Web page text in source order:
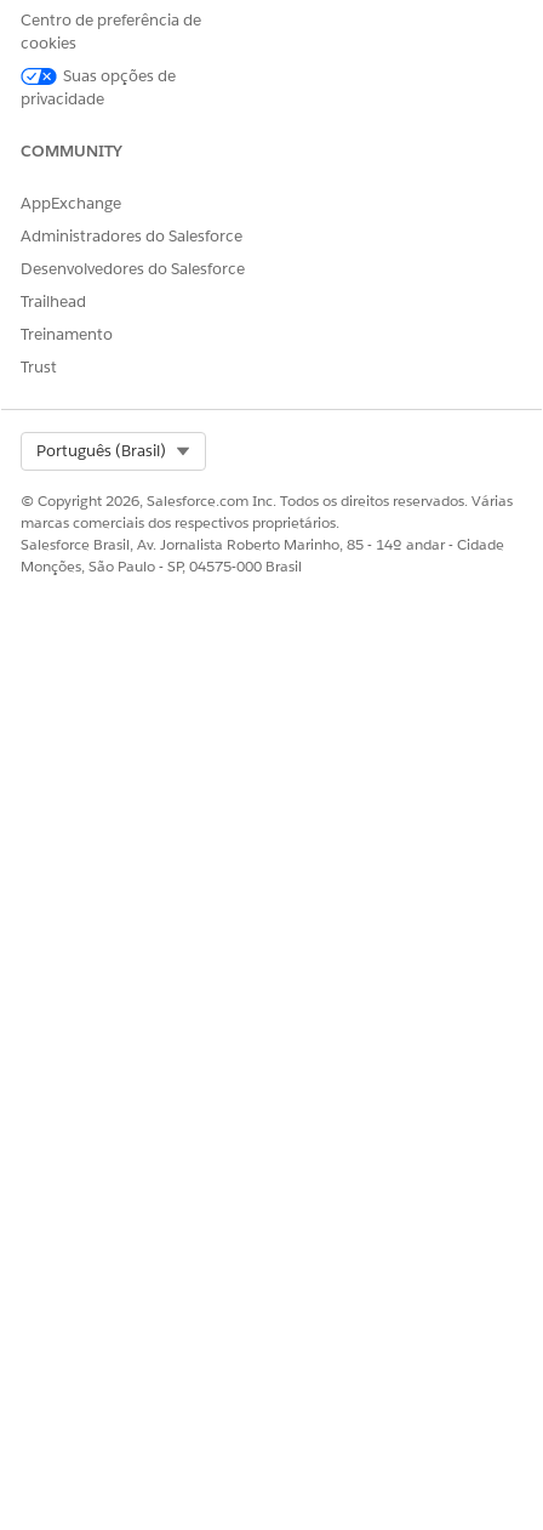
Fluxos de transmissão
Centro de preferência de
cookies
Suas opções de
privacidade
COMMUNITY
AppExchange
Administradores do Salesforce
Desenvolvedores do Salesforce
Trailhead
Treinamento
Trust
Português (Brasil)
© Copyright 2026, Salesforce.com Inc. Todos os direitos reservados. Várias
marcas comerciais dos respectivos proprietários.
Salesforce Brasil, Av. Jornalista Roberto Marinho, 85 - 14º andar - Cidade
Monções, São Paulo - SP, 04575-000 Brasil